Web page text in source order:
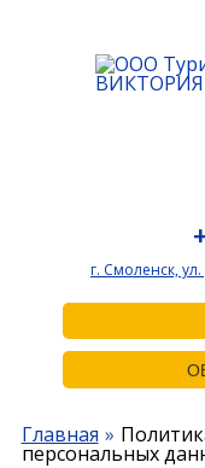
г. Смоленск,
Главная
персональных